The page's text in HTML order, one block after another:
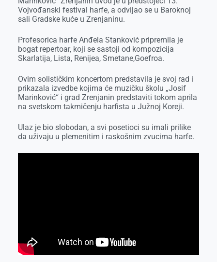
Vojvođanski festival harfe, a odvijao se u Baroknoj
sali Gradske kuće u Zrenjaninu.
Profesorica harfe Anđela Stanković pripremila je
bogat repertoar, koji se sastoji od kompozicija
Skarlatija, Lista, Renijea, Smetane,Goefroa.
Ovim solističkim koncertom predstavila je svoj rad i
prikazala izvedbe kojima će muzičku školu „Josif
Marinković“ i grad Zrenjanin predstaviti tokom aprila
na svetskom takmičenju harfista u Južnoj Koreji.
Ulaz je bio slobodan, a svi posetioci su imali prilike
da uživaju u plemenitim i raskošnim zvucima harfe.